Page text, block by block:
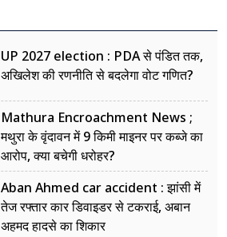
UP 2027 election : PDA से पंडित तक,
अखिलेश की रणनीति से बदलेगा वोट गणित?
Mathura Encroachment News ;
मथुरा के वृंदावन में 9 किमी माइनर पर कब्जे का
आरोप, क्या बचेगी धरोहर?
Aban Ahmed car accident : झांसी में
तेज रफ्तार कार डिवाइडर से टकराई, अबान
अहमद हादसे का शिकार